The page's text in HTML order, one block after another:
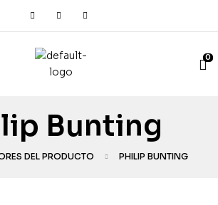
0
Bunting
DEL PRODUCTO PHILIP BUNTING